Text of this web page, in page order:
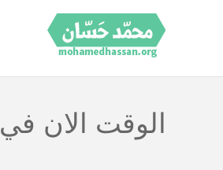
الوقت الان في Yavulo فيجي